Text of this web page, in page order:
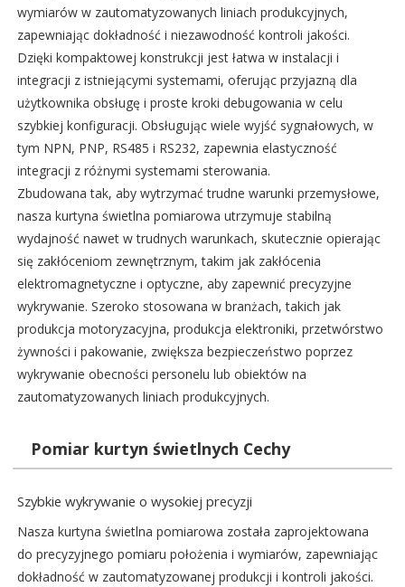
wymiarów w zautomatyzowanych liniach produkcyjnych,
zapewniając dokładność i niezawodność kontroli jakości.
Dzięki kompaktowej konstrukcji jest łatwa w instalacji i
integracji z istniejącymi systemami, oferując przyjazną dla
użytkownika obsługę i proste kroki debugowania w celu
szybkiej konfiguracji. Obsługując wiele wyjść sygnałowych, w
tym NPN, PNP, RS485 i RS232, zapewnia elastyczność
integracji z różnymi systemami sterowania.
Zbudowana tak, aby wytrzymać trudne warunki przemysłowe,
nasza kurtyna świetlna pomiarowa utrzymuje stabilną
wydajność nawet w trudnych warunkach, skutecznie opierając
się zakłóceniom zewnętrznym, takim jak zakłócenia
elektromagnetyczne i optyczne, aby zapewnić precyzyjne
wykrywanie. Szeroko stosowana w branżach, takich jak
produkcja motoryzacyjna, produkcja elektroniki, przetwórstwo
żywności i pakowanie, zwiększa bezpieczeństwo poprzez
wykrywanie obecności personelu lub obiektów na
zautomatyzowanych liniach produkcyjnych.
Pomiar kurtyn świetlnych Cechy
Szybkie wykrywanie o wysokiej precyzji
Nasza kurtyna świetlna pomiarowa została zaprojektowana
do precyzyjnego pomiaru położenia i wymiarów, zapewniając
dokładność w zautomatyzowanej produkcji i kontroli jakości.